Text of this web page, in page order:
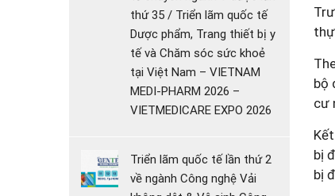
thứ 35 / Triển lãm quốc tế
Dược phẩm, Trang thiết bị y
tế và Chăm sóc sức khoẻ
tại Việt Nam – VIETNAM
MEDI-PHARM 2026 –
VIETMEDICARE EXPO 2026
Triển lãm quốc tế lần thứ 2
về ngành Công nghệ Vải
bộ
cư
bị
bị